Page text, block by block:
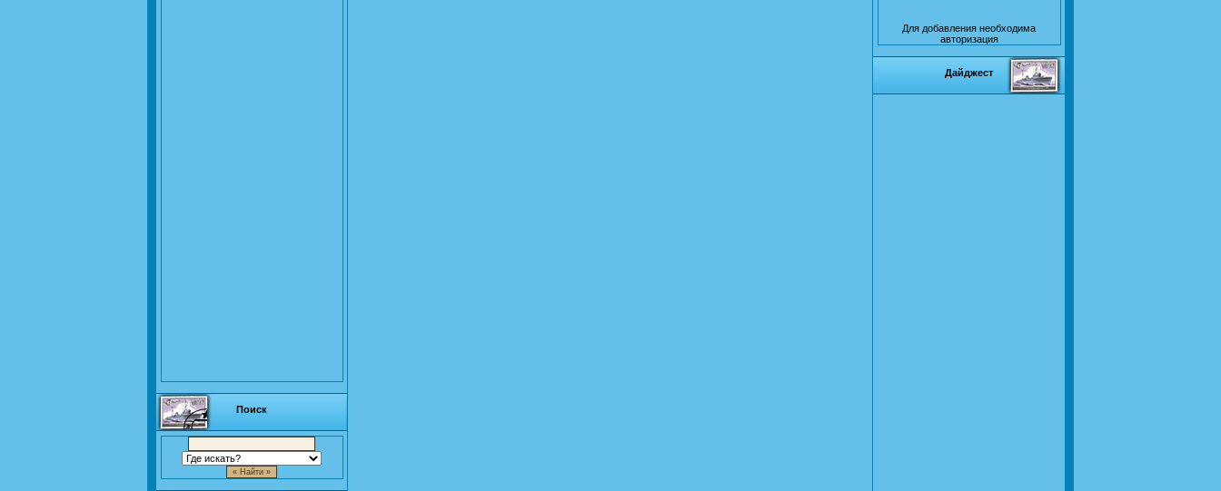
Поиск
Для добавления необходима
авторизация
Дайджест